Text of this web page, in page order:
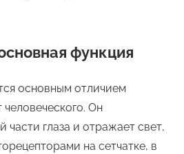
функция
основным отличием
человеческого. Он
части глаза и отражает свет,
на сетчатке, в